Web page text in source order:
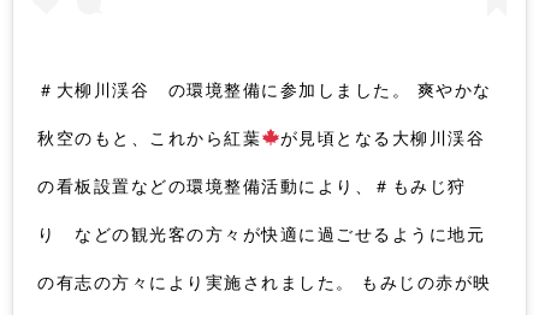
＃大柳川渓谷 の環境整備に参加しました。 爽やかな
秋空のもと、これから紅葉 が見頃となる大柳川渓谷
の看板設置などの環境整備活動により、＃もみじ狩
り などの観光客の方々が快適に過ごせるように地元
の有志の方々により実施されました。 もみじの赤が映